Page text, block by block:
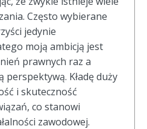
Często wybierane
jedynie
moją ambicją jest
prawnych raz a
perspektywą. Kładę duży
i skuteczność
co stanowi
zawodowej.